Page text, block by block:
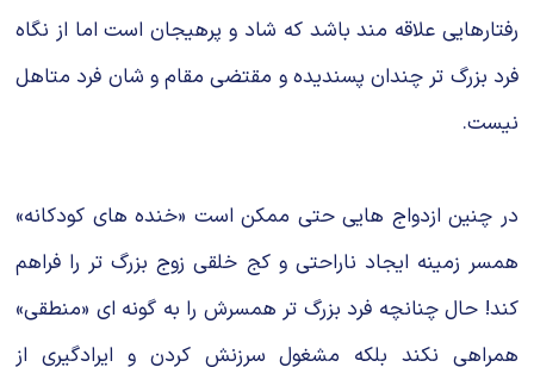
رفتارهایی علاقه مند باشد که شاد و پرهیجان است اما از نگاه
فرد بزرگ تر چندان پسندیده و مقتضی مقام و شان فرد متاهل
نیست.
در چنین ازدواج هایی حتی ممکن است «خنده های کودکانه»
همسر زمینه ایجاد ناراحتی و کج خلقی زوج بزرگ تر را فراهم
کند! حال چنانچه فرد بزرگ تر همسرش را به گونه ای «منطقی»
همراهی نکند بلکه مشغول سرزنش کردن و ایرادگیری از